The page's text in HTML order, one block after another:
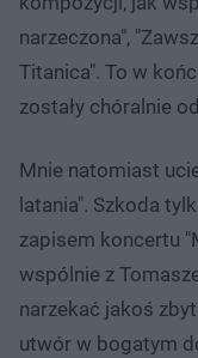
narzeczona",
Titanica". To w
zostały chóralnie
Mnie natomiast
latania". Szkoda
zapisem koncertu
wspólnie z
narzekać jakoś
utwór w bogatym